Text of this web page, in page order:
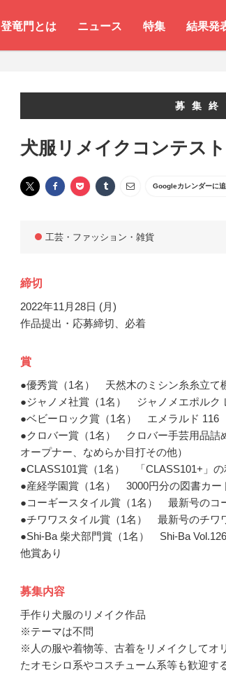
登竜門とは ニュース 特集 結果発
募集終
犬服リメイクコンテス
Googleカレンダーに
工芸・ファッション・雑貨
締切
2022年11月28日 (月)
作品提出・応募締切、必着
賞
●優秀賞（1名） 天然木のミシン糸糸立て
●ジャノメ社賞（1名） ジャノメエポルク
●ベビーロック賞（1名） エメラルド 116
●クロバー賞（1名） クロバー手芸用品詰
オープナー、なめらか目打その他）
●CLASS101賞（1名） 「CLASS101+」の
●産経学園賞（1名） 3000円分の図書カー
●コーギースタイル賞（1名） 最新号のコ
●チワワスタイル賞（1名） 最新号のチワ
●Shi-Ba 柴犬部門賞（1名） Shi-Ba
他賞あり
募集内容
手作り犬服のリメイク作品
※テーマは不問
※人の服や着物等、古着をリメイクしてオ
たオモシロ系やコスチューム系等も歓迎す